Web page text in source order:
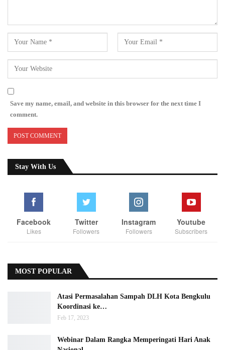
Save my name, email, and website in this browser for the next time I
comment.
Stay With Us
Facebook
Likes
Twitter
Followers
Instagram
Followers
Youtube
Subscribers
MOST POPULAR
Atasi Permasalahan Sampah DLH Kota Bengkulu
Koordinasi ke…
Feb 17, 2023
Webinar Dalam Rangka Memperingati Hari Anak